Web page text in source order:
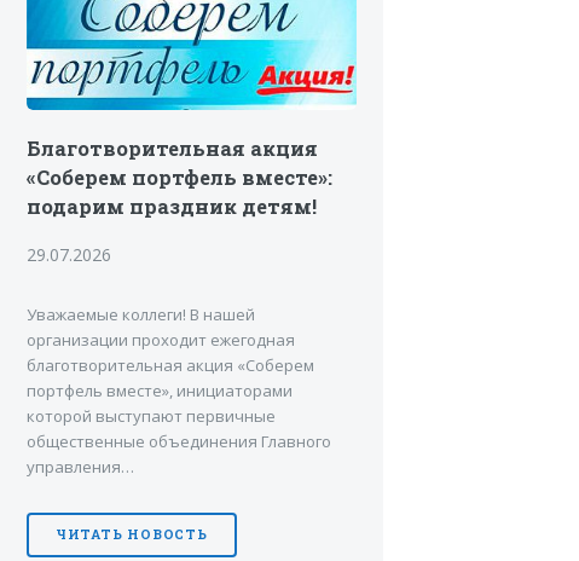
Благотворительная акция
«Соберем портфель вместе»:
подарим праздник детям!
29.07.2026
Уважаемые коллеги! В нашей
организации проходит ежегодная
благотворительная акция «Соберем
портфель вместе», инициаторами
которой выступают первичные
общественные объединения Главного
управления…
ЧИТАТЬ НОВОСТЬ